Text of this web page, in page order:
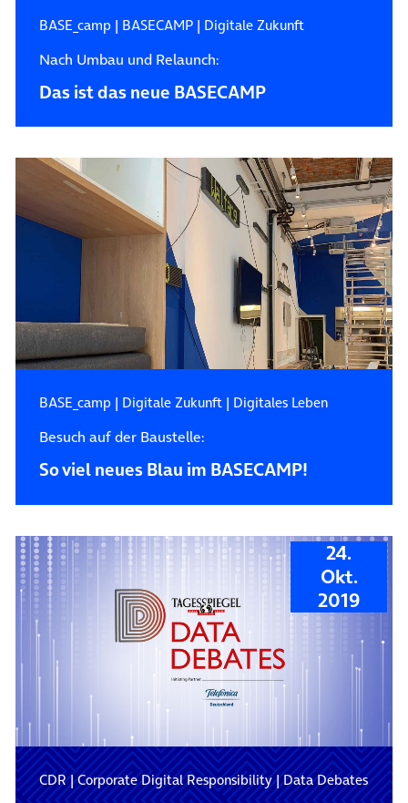
BASE_camp | BASECAMP| Digitale Zukunft
Nach Umbau und Relaunch:
Das ist das neue BASECAMP
BASE_camp | Digitale Zukunft| Digitales Leben
Besuch auf der Baustelle:
So viel neues Blau im BASECAMP!
24.
Okt.
2019
CDR|Corporate Digital Responsibility|Data Debates